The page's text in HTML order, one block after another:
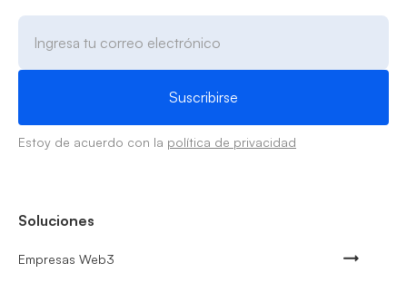
Estoy de acuerdo con la política de privacidad
Soluciones
Empresas Web3